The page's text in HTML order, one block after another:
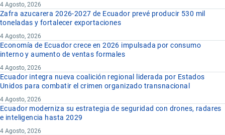
4 Agosto, 2026
Zafra azucarera 2026-2027 de Ecuador prevé producir 530 mil
toneladas y fortalecer exportaciones
4 Agosto, 2026
Economía de Ecuador crece en 2026 impulsada por consumo
interno y aumento de ventas formales
4 Agosto, 2026
Ecuador integra nueva coalición regional liderada por Estados
Unidos para combatir el crimen organizado transnacional
4 Agosto, 2026
Ecuador moderniza su estrategia de seguridad con drones, radares
e inteligencia hasta 2029
4 Agosto, 2026